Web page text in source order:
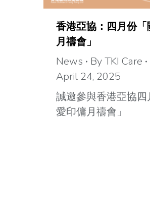
香港亞協：四月份「
月禱會」
News ByTKI Care
April 24, 2025
誠邀參與香港亞協四
愛印傭月禱會」